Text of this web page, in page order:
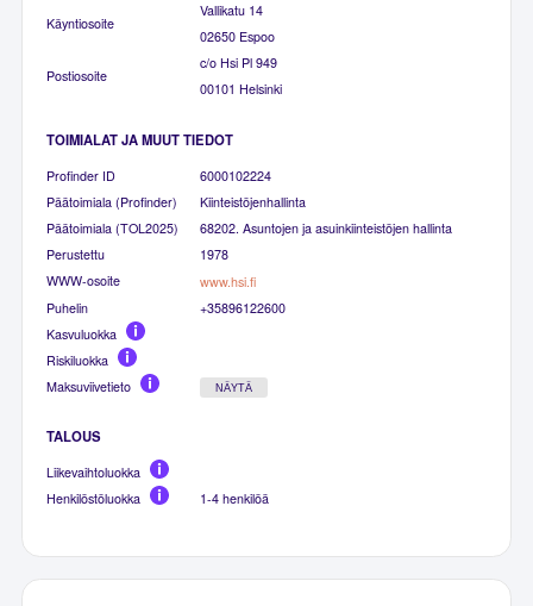
Käyntiosoite
Vallikatu 14
02650 Espoo
Postiosoite
c/o Hsi Pl 949
00101 Helsinki
TOIMIALAT JA MUUT TIEDOT
Profinder ID
6000102224
Päätoimiala (Profinder)
Kiinteistöjenhallinta
Päätoimiala (TOL2025)
68202. Asuntojen ja asuinkiinteistöjen hallinta
Perustettu
1978
WWW-osoite
www.hsi.fi
Puhelin
+35896122600
Kasvuluokka
Riskiluokka
Maksuviivetieto
NÄYTÄ
TALOUS
Liikevaihtoluokka
Henkilöstöluokka
1-4 henkilöä